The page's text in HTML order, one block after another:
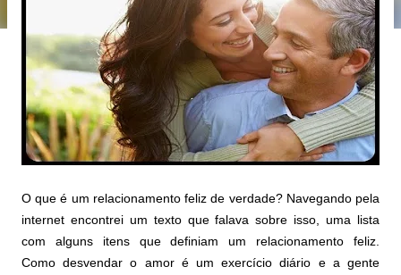
O que é um relacionamento feliz de verdade? Navegando pela
internet encontrei um texto que falava sobre isso, uma lista
com alguns itens que definiam um relacionamento feliz.
Como desvendar o amor é um exercício diário e a gente